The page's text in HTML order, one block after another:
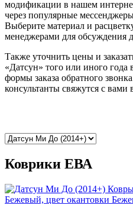
модификации в нашем
через популярные
Выберите материал и
менеджерами для обсуждения
Также уточнить цены и
«Датсун» того или иного
формы заказа обратного
консультанты свяжутся с
Коврики ЕВА